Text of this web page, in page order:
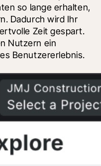
so lange erhalten,
Dadurch wird Ihr
Zeit gespart.
Nutzern ein
Benutzererlebnis.